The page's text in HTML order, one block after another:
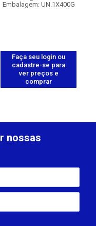
Embalagem: UN.1X400G
Faça seu login ou
cadastre-se para
ver preços e
comprar
nossas